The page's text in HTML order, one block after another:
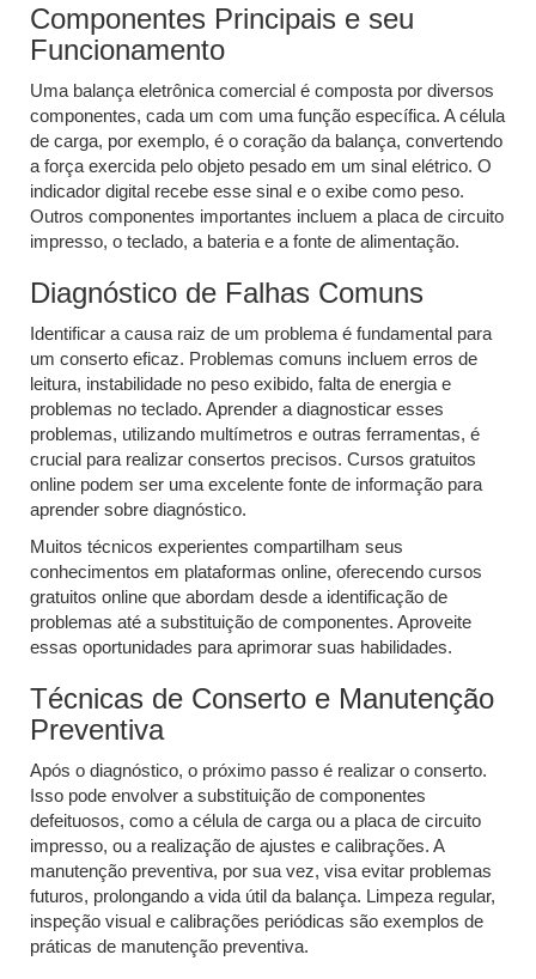
Componentes Principais e seu
Funcionamento
Uma balança eletrônica comercial é composta por diversos
componentes, cada um com uma função específica. A célula
de carga, por exemplo, é o coração da balança, convertendo
a força exercida pelo objeto pesado em um sinal elétrico. O
indicador digital recebe esse sinal e o exibe como peso.
Outros componentes importantes incluem a placa de circuito
impresso, o teclado, a bateria e a fonte de alimentação.
Diagnóstico de Falhas Comuns
Identificar a causa raiz de um problema é fundamental para
um conserto eficaz. Problemas comuns incluem erros de
leitura, instabilidade no peso exibido, falta de energia e
problemas no teclado. Aprender a diagnosticar esses
problemas, utilizando multímetros e outras ferramentas, é
crucial para realizar consertos precisos. Cursos gratuitos
online podem ser uma excelente fonte de informação para
aprender sobre diagnóstico.
Muitos técnicos experientes compartilham seus
conhecimentos em plataformas online, oferecendo cursos
gratuitos online que abordam desde a identificação de
problemas até a substituição de componentes. Aproveite
essas oportunidades para aprimorar suas habilidades.
Técnicas de Conserto e Manutenção
Preventiva
Após o diagnóstico, o próximo passo é realizar o conserto.
Isso pode envolver a substituição de componentes
defeituosos, como a célula de carga ou a placa de circuito
impresso, ou a realização de ajustes e calibrações. A
manutenção preventiva, por sua vez, visa evitar problemas
futuros, prolongando a vida útil da balança. Limpeza regular,
inspeção visual e calibrações periódicas são exemplos de
práticas de manutenção preventiva.